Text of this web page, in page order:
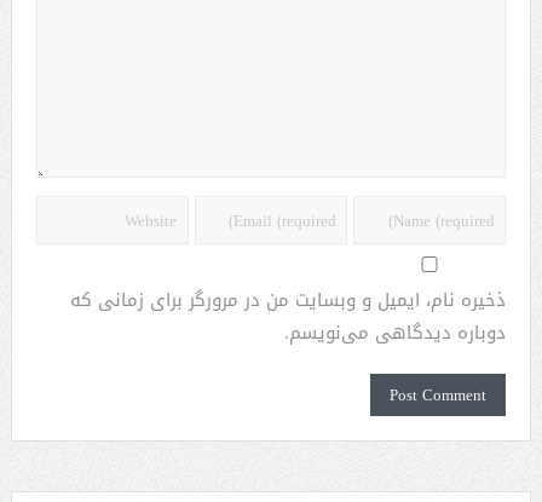
ذخیره نام، ایمیل و وبسایت من در مرورگر برای زمانی که
دوباره دیدگاهی می‌نویسم.